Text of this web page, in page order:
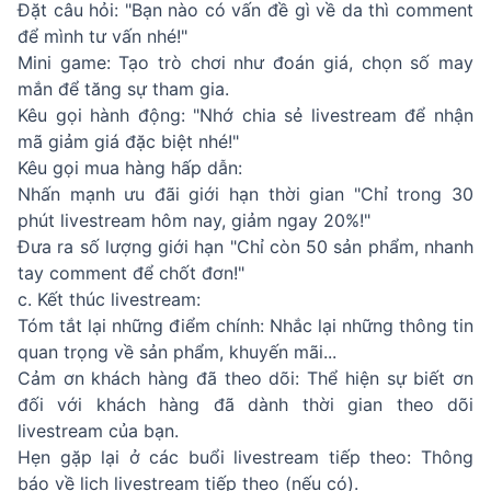
Đặt câu hỏi: "Bạn nào có vấn đề gì về da thì comment
để mình tư vấn nhé!"
Mini game: Tạo trò chơi như đoán giá, chọn số may
mắn để tăng sự tham gia.
Kêu gọi hành động: "Nhớ chia sẻ livestream để nhận
mã giảm giá đặc biệt nhé!"
Kêu gọi mua hàng hấp dẫn:
Nhấn mạnh ưu đãi giới hạn thời gian "Chỉ trong 30
phút livestream hôm nay, giảm ngay 20%!"
Đưa ra số lượng giới hạn "Chỉ còn 50 sản phẩm, nhanh
tay comment để chốt đơn!"
c. Kết thúc livestream:
Tóm tắt lại những điểm chính: Nhắc lại những thông tin
quan trọng về sản phẩm, khuyến mãi...
Cảm ơn khách hàng đã theo dõi: Thể hiện sự biết ơn
đối với khách hàng đã dành thời gian theo dõi
livestream của bạn.
Hẹn gặp lại ở các buổi livestream tiếp theo: Thông
báo về lịch livestream tiếp theo (nếu có).